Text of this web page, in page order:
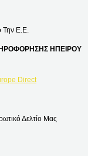
Την Ε.Ε.
ΗΠΕΙΡΟΥ
Direct
Δελτίο Μας